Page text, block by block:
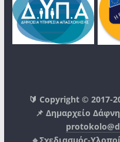
🔰 Copyright © 2017-
📌 Δημαρχείο